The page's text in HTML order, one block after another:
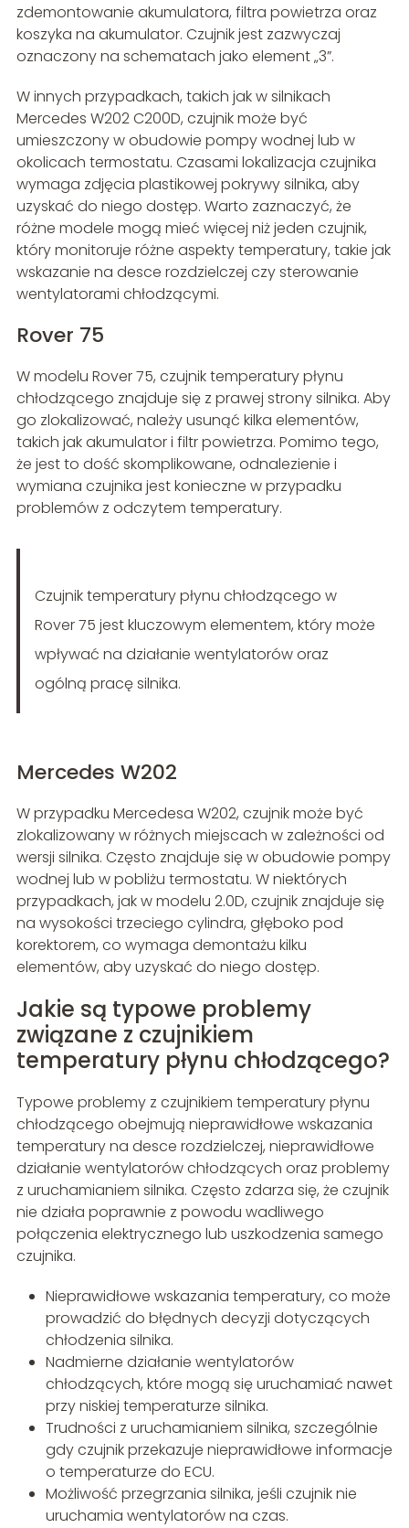
zdemontowanie akumulatora, filtra powietrza oraz
koszyka na akumulator. Czujnik jest zazwyczaj
oznaczony na schematach jako element „3”.
W innych przypadkach, takich jak w silnikach
Mercedes W202 C200D, czujnik może być
umieszczony w obudowie pompy wodnej lub w
okolicach termostatu. Czasami lokalizacja czujnika
wymaga zdjęcia plastikowej pokrywy silnika, aby
uzyskać do niego dostęp. Warto zaznaczyć, że
różne modele mogą mieć więcej niż jeden czujnik,
który monitoruje różne aspekty temperatury, takie jak
wskazanie na desce rozdzielczej czy sterowanie
wentylatorami chłodzącymi.
Rover 75
W modelu Rover 75, czujnik temperatury płynu
chłodzącego znajduje się z prawej strony silnika. Aby
go zlokalizować, należy usunąć kilka elementów,
takich jak akumulator i filtr powietrza. Pomimo tego,
że jest to dość skomplikowane, odnalezienie i
wymiana czujnika jest konieczne w przypadku
problemów z odczytem temperatury.
Czujnik temperatury płynu chłodzącego w
Rover 75 jest kluczowym elementem, który może
wpływać na działanie wentylatorów oraz
ogólną pracę silnika.
Mercedes W202
W przypadku Mercedesa W202, czujnik może być
zlokalizowany w różnych miejscach w zależności od
wersji silnika. Często znajduje się w obudowie pompy
wodnej lub w pobliżu termostatu. W niektórych
przypadkach, jak w modelu 2.0D, czujnik znajduje się
na wysokości trzeciego cylindra, głęboko pod
korektorem, co wymaga demontażu kilku
elementów, aby uzyskać do niego dostęp.
Jakie są typowe problemy
związane z czujnikiem
temperatury płynu chłodzącego?
Typowe problemy z czujnikiem temperatury płynu
chłodzącego obejmują nieprawidłowe wskazania
temperatury na desce rozdzielczej, nieprawidłowe
działanie wentylatorów chłodzących oraz problemy
z uruchamianiem silnika. Często zdarza się, że czujnik
nie działa poprawnie z powodu wadliwego
połączenia elektrycznego lub uszkodzenia samego
czujnika.
Nieprawidłowe wskazania temperatury, co może
prowadzić do błędnych decyzji dotyczących
chłodzenia silnika.
Nadmierne działanie wentylatorów
chłodzących, które mogą się uruchamiać nawet
przy niskiej temperaturze silnika.
Trudności z uruchamianiem silnika, szczególnie
gdy czujnik przekazuje nieprawidłowe informacje
o temperaturze do ECU.
Możliwość przegrzania silnika, jeśli czujnik nie
uruchamia wentylatorów na czas.